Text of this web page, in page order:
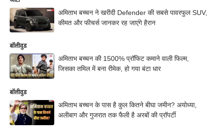
अमिताभ बच्चन ने खरीदी Defender की सबसे पावरफुल SUV,
कीमत और फीचर्स जानकर रह जाएंगे हैरान
बॉलीवुड
अमिताभ बच्चन की 1500% प्रॉफिट कमाने वाली फिल्म,
जिसका तमिल में बना रीमेक, हो गया बंटा धार
बॉलीवुड
अमिताभ बच्चन के पास है कुल कितने बीघा जमीन? अयोध्या,
अलीबाग और गुजरात तक फैली है अरबों की प्रॉपर्टी